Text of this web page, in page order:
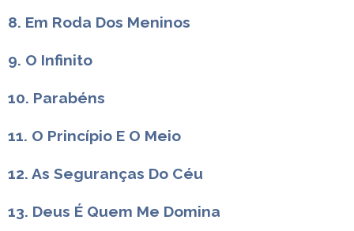
8. Em Roda Dos Meninos
9. O Infinito
10. Parabéns
11. O Princípio E O Meio
12. As Seguranças Do Céu
13. Deus É Quem Me Domina